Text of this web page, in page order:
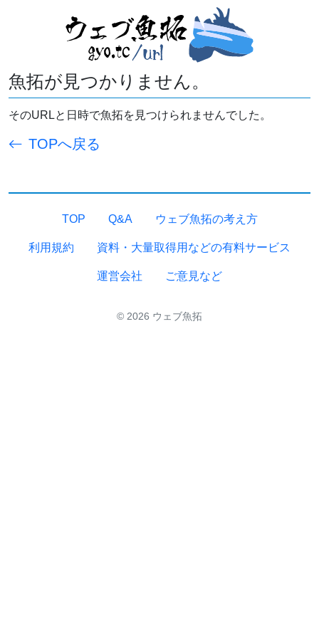
魚拓が見つかりません。
そのURLと日時で魚拓を見つけられませんでした。
TOPへ戻る
TOP Q&A ウェブ魚拓の考え方
利用規約 資料・大量取得用などの有料サービス
運営会社 ご意見など
© 2026 ウェブ魚拓